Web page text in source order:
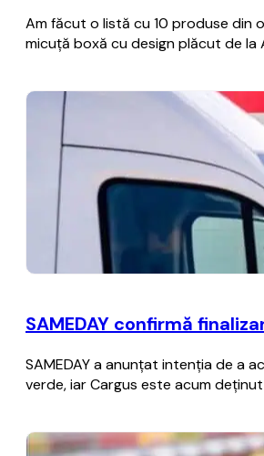
Am făcut o listă cu 10 produse din
micuță boxă cu design plăcut de la
SAMEDAY confirmă
SAMEDAY a anunțat intenția de a
verde, iar Cargus este acum